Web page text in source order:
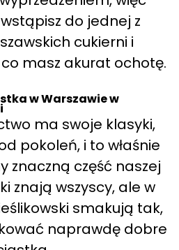
do jednej z
cukierni i
masz akurat ochotę.
w Warszawie w
ma swoje klasyki,
pokoleń, i to właśnie
znaczną część naszej
znają wszyscy, ale w
smakują tak,
naprawdę dobre